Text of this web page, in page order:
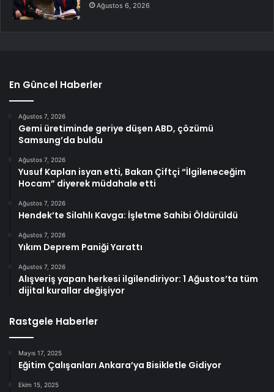
Ağustos 6, 2026
En Güncel Haberler
Ağustos 7, 2026
Gemi üretiminde geriye düşen ABD, çözümü
Samsung’da buldu
Ağustos 7, 2026
Yusuf Kaplan isyan etti, Bakan Çiftçi “İlgileneceğim
Hocam” diyerek müdahale etti
Ağustos 7, 2026
Hendek’te Silahlı Kavga: İşletme Sahibi Öldürüldü
Ağustos 7, 2026
Yıkım Deprem Paniği Yarattı
Ağustos 7, 2026
Alışveriş yapan herkesi ilgilendiriyor: 1 Ağustos’ta tüm
dijital kurallar değişiyor
Rastgele Haberler
Mayıs 17, 2025
Eğitim Çalışanları Ankara’ya Bisikletle Gidiyor
Ekim 15, 2025